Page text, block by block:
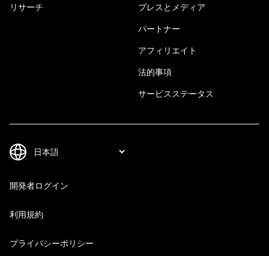
リサーチ プレスとメディア
パートナー
アフィリエイト
法的事項
サービスステータス
開発者ログイン
利用規約
プライバシーポリシー